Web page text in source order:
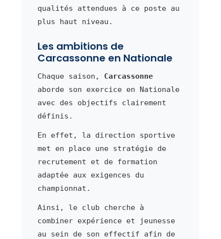
qualités attendues à ce poste au
plus haut niveau.
Les ambitions de
Carcassonne en Nationale
Chaque saison, Carcassonne
aborde son exercice en Nationale
avec des objectifs clairement
définis.
En effet, la direction sportive
met en place une stratégie de
recrutement et de formation
adaptée aux exigences du
championnat.
Ainsi, le club cherche à
combiner expérience et jeunesse
au sein de son effectif afin de